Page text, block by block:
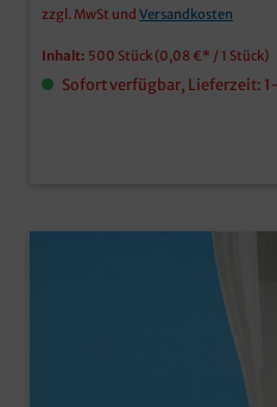
zzgl. MwSt und Versandkosten
Inhalt: 500 Stück (0,08 €* / 1 Stück)
Sofort verfügbar, Lieferzeit: